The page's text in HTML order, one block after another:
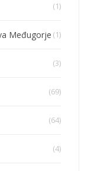
(1)
Međugorje (1)
(3)
(69)
(64)
(4)